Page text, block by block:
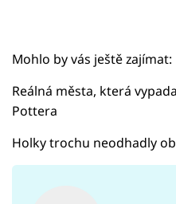
Mohlo by vás ještě zajímat:
Reálná města, která
Pottera
Holky trochu neodhadly